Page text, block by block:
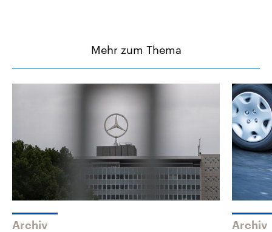
Mehr zum Thema
Archiv Archiv